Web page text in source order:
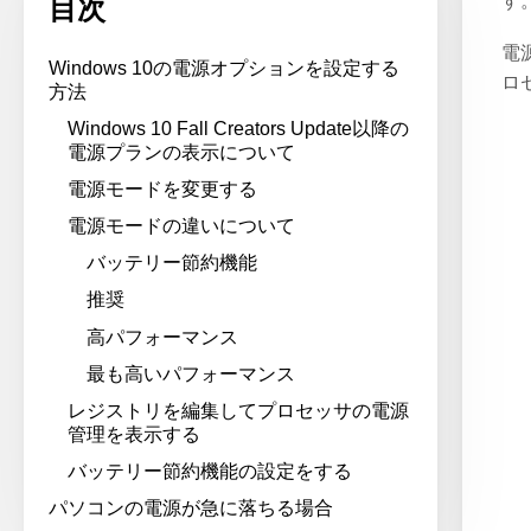
目次
Windows 10の電源オプションを設定する
方法
Windows 10 Fall Creators Update以降の
電源プランの表示について
電源モードを変更する
電源モードの違いについて
バッテリー節約機能
推奨
高パフォーマンス
最も高いパフォーマンス
レジストリを編集してプロセッサの電源
管理を表示する
バッテリー節約機能の設定をする
パソコンの電源が急に落ちる場合
電
ロ